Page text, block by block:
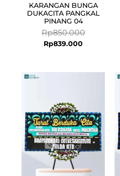
KARANGAN BUNGA
DUKACITA PANGKAL
PINANG 04
Rp850.000
Rp839.000